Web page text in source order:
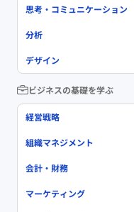
思考・コミュニケーション
分析
デザイン
ビジネスの基礎を学ぶ
経営戦略
組織マネジメント
会計・財務
マーケティング